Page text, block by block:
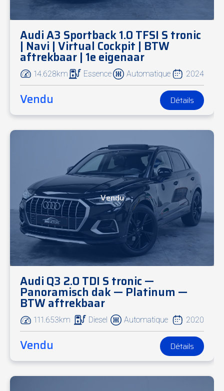
Audi A3 Sportback 1.0 TFSI S tronic
| Navi | Virtual Cockpit | BTW
aftrekbaar | 1e eigenaar
14.628km Essence Automatique 2024
Vendu Détails
Vendu
Audi Q3 2.0 TDI S tronic —
Panoramisch dak — Platinum —
BTW aftrekbaar
111.653km Diesel Automatique 2020
Vendu Détails